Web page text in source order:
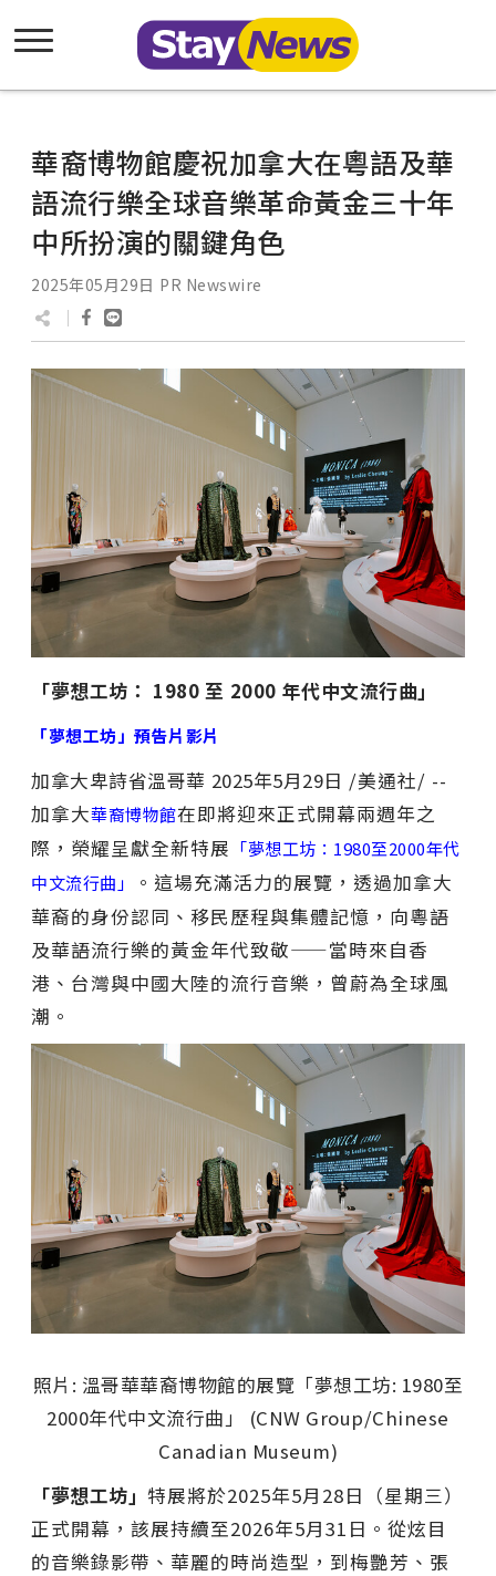
華裔博物館慶祝加拿大在粵語及華
語流行樂全球音樂革命黃金三十年
中所扮演的關鍵角色
2025年05月29日 PR Newswire
「夢想工坊： 1980 至 2000 年代中文流行曲」
「夢想工坊」預告片影片
加拿大卑詩省溫哥華 2025年5月29日 /美通社/ --
加拿大華裔博物館在即將迎來正式開幕兩週年之
際，榮耀呈獻全新特展 「夢想工坊：1980至2000年代
中文流行曲」
。這場充滿活力的展覽，透過加拿大
華裔的身份認同、移民歷程與集體記憶，向粵語
及華語流行樂的黃金年代致敬——當時來自香
港、台灣與中國大陸的流行音樂，曾蔚為全球風
潮。
照片: 溫哥華華裔博物館的展覽「夢想工坊: 1980至
2000年代中文流行曲」 (CNW Group/Chinese
Canadian Museum)
「夢想工坊」 特展將於2025年5月28日（星期三）
正式開幕，該展持續至2026年5月31日。從炫目
的音樂錄影帶、華麗的時尚造型，到梅艷芳、張